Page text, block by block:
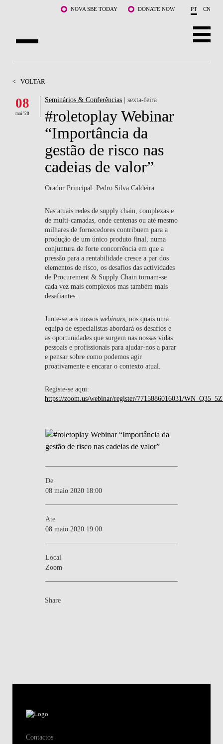
Saltar para o conteúdo principalNOVA SBE TODAY DONATE NOW PT CN
DOCENTES E INVESTIGAÇÃO
COMUNIDADE
LIFE AT NOVA SBE
< VOLTAR
08
mai '20
Seminários & Conferências | sexta-feira
#roletoplay Webinar
“Importância da
gestão de risco nas
cadeias de valor”
Orador Principal: Pedro Silva Caldeira
Nas atuais redes de supply chain, complexas e
de multi-camadas, onde centenas ou até mesmo
milhares de fornecedores contribuem para a
produção de um único produto final, numa
conjuntura de forte concorrência em que a
pressão para a rentabilidade cresce a par dos
elementos de risco, os desafios das actividades
de Procurement & Supply Chain tornam-se
cada vez mais complexos mas também mais
desafiantes.
Junte-se aos nossoswebinars , nos quais uma
equipa de especialistas abordará os desafios e
as oportunidades que surgem nas nossas vidas
pessoais e profissionais para ajudar-nos a parar
e pensar sobre como podemos agir
proativamente e encarar o contexto atual.
Registe-se aqui:
https://zoom.us/webinar/register/7715886016031/
De
08 maio 2020 18:00
Ate
08 maio 2020 19:00
Local
Zoom
Share
Contactos